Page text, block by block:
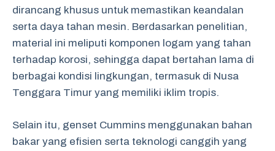
dirancang khusus untuk memastikan keandalan
serta daya tahan mesin. Berdasarkan penelitian,
material ini meliputi komponen logam yang tahan
terhadap korosi, sehingga dapat bertahan lama di
berbagai kondisi lingkungan, termasuk di Nusa
Tenggara Timur yang memiliki iklim tropis.
Selain itu, genset Cummins menggunakan bahan
bakar yang efisien serta teknologi canggih yang